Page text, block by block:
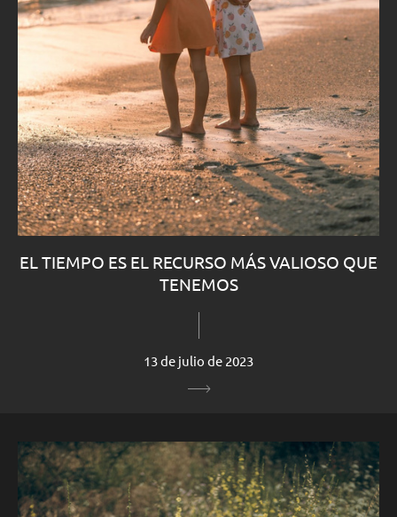
EL TIEMPO ES EL RECURSO MÁS VALIOSO QUE
TENEMOS
13 de julio de 2023